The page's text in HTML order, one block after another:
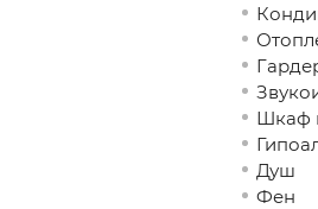
Шкаф
Душ
Фен